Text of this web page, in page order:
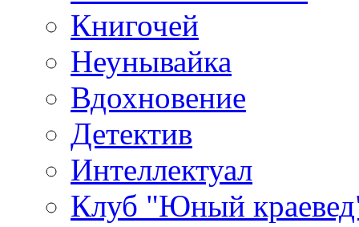
Книгочей
Неунывайка
Вдохновение
Детектив
Интеллектуал
Клуб "Юный